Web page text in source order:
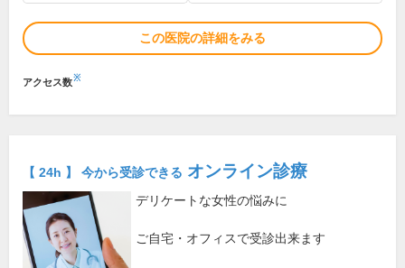
この医院の詳細をみる
アクセス数※
【 24h 】 今から受診できる オンライン診療
デリケートな女性の悩みに
ご自宅・オフィスで受診出来ます